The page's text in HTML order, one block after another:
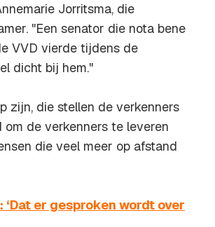
Jorritsma, die
"Een senator die nota bene
VVD vierde tijdens de
dicht bij hem."
zijn, die stellen de verkenners
de verkenners te leveren
die veel meer op afstand
‘Dat er gesproken wordt over